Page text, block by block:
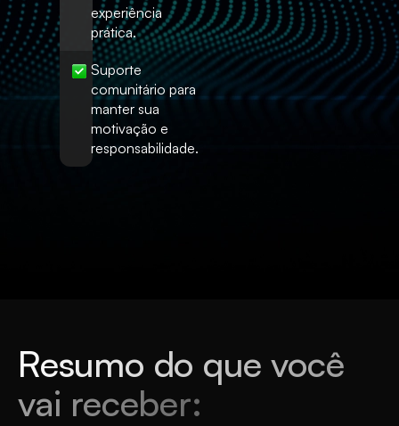
experiência
prática.
Suporte
comunitário para
manter sua
motivação e
responsabilidade.
Resumo do que você
vai receber: